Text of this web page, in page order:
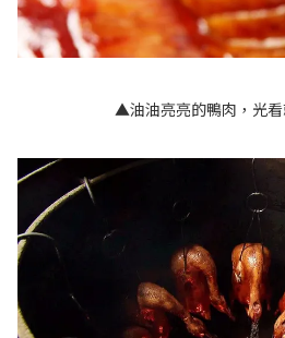
▲油油亮亮的鴨肉，光看